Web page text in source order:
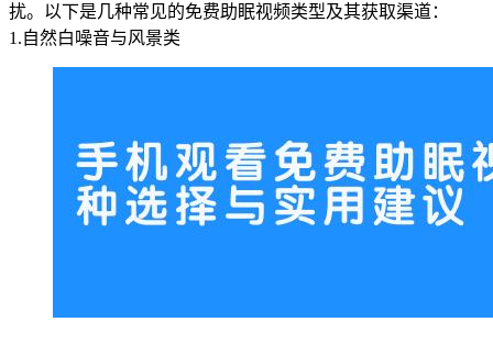
扰。以下是几种常见的免费助眠视频类型及其获取渠道：
1.自然白噪音与风景类